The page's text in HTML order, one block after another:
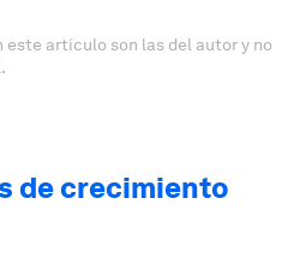
este artículo son las del autor y no
de crecimiento